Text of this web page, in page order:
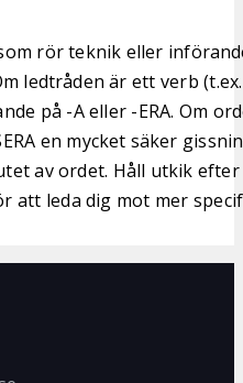
rör teknik eller
ledtråden är ett verb (t.ex.
på -A eller -ERA. Om
en mycket säker
av ordet. Håll utkik
att leda dig mot mer